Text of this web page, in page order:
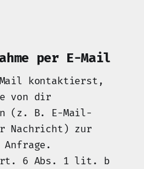
per E-Mail
Mail kontaktierst,
von dir
(z. B. E-Mail-
Nachricht) zur
6 Abs. 1 lit. b